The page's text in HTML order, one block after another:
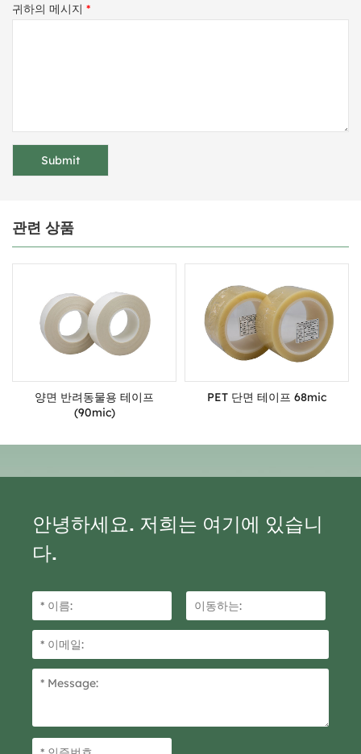
귀하의 메시지 *
관련 상품
양면 반려동물용 테이프
(90mic)
PET 단면 테이프 68mic
안녕하세요. 저희는 여기에 있습니
다.